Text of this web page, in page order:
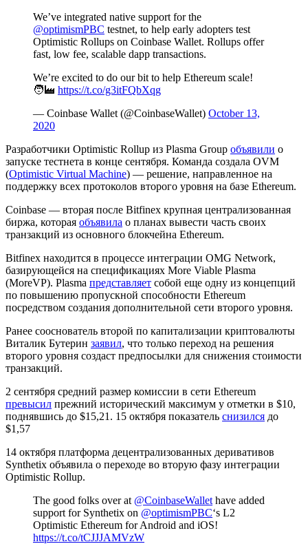
We’ve integrated native support for the
@optimismPBC testnet, to help early adopters test
Optimistic Rollups on Coinbase Wallet. Rollups offer
fast, low fee, scalable dapp transactions.
We’re excited to do our bit to help Ethereum scale!
🧑‍🏭 https://t.co/g3itFQbXqg
— Coinbase Wallet (@CoinbaseWallet) October 13,
2020
Разработчики Optimistic Rollup из Plasma Group объявили о
запуске тестнета в конце сентября. Команда создала OVM
(Optimistic Virtual Machine) — решение, направленное на
поддержку всех протоколов второго уровня на базе Ethereum.
Coinbase — вторая после Bitfinex крупная централизованная
биржа, которая объявила о планах вывести часть своих
транзакций из основного блокчейна Ethereum.
Bitfinex находится в процессе интеграции OMG Network,
базирующейся на спецификациях More Viable Plasma
(MoreVP). Plasma представляет собой еще одну из концепций
по повышению пропускной способности Ethereum
посредством создания дополнительной сети второго уровня.
Ранее сооснователь второй по капитализации криптовалюты
Виталик Бутерин заявил, что только переход на решения
второго уровня создаст предпосылки для снижения стоимости
транзакций.
2 сентября средний размер комиссии в сети Ethereum
превысил прежний исторический максимум у отметки в $10,
поднявшись до $15,21. 15 октября показатель снизился до
$1,57
14 октября платформа децентрализованных деривативов
Synthetix объявила о переходе во вторую фазу интеграции
Optimistic Rollup.
The good folks over at @CoinbaseWallet have added
support for Synthetix on @optimismPBC‘s L2
Optimistic Ethereum for Android and iOS!
https://t.co/tCJJJAMVzW